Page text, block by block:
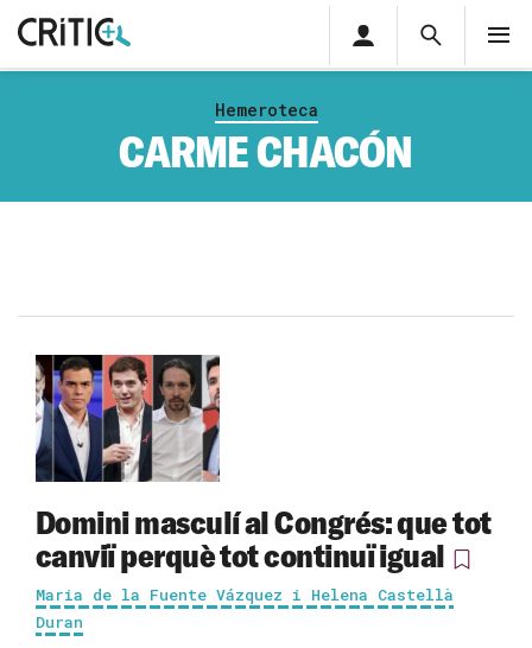
Cerca
Cerca
privada
Hemeroteca
CARME CHACÓN
Domini masculí al Congrés: que tot
canviï perquè tot continuï igual
Maria de la Fuente Vázquez i Helena Castellà
Duran